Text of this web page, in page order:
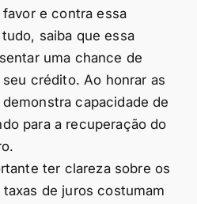
e contra essa
saiba que essa
uma chance de
crédito. Ao honrar as
capacidade de
para a recuperação do
ter clareza sobre os
de juros costumam